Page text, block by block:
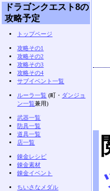
ドラゴンクエスト8の
攻略予定
トップページ
攻略その1
攻略その2
攻略その3
攻略その4
サブイベント一覧
ルーラ一覧 (町・ ダンジョ
ン一覧兼用)
武器一覧
防具一覧
道具一覧
店一覧
錬金レシピ
錬金素材
錬金イベント
ちいさなメダル